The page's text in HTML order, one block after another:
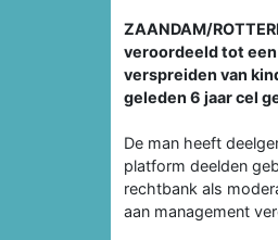
ZAANDAM/
veroordeeld tot een
verspreiden van
geleden 6 jaar cel
De man heeft
platform deelden
rechtbank als
aan management